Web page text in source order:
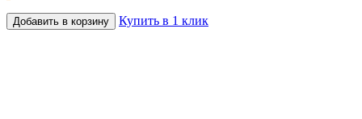
Добавить в корзину Купить в 1 клик